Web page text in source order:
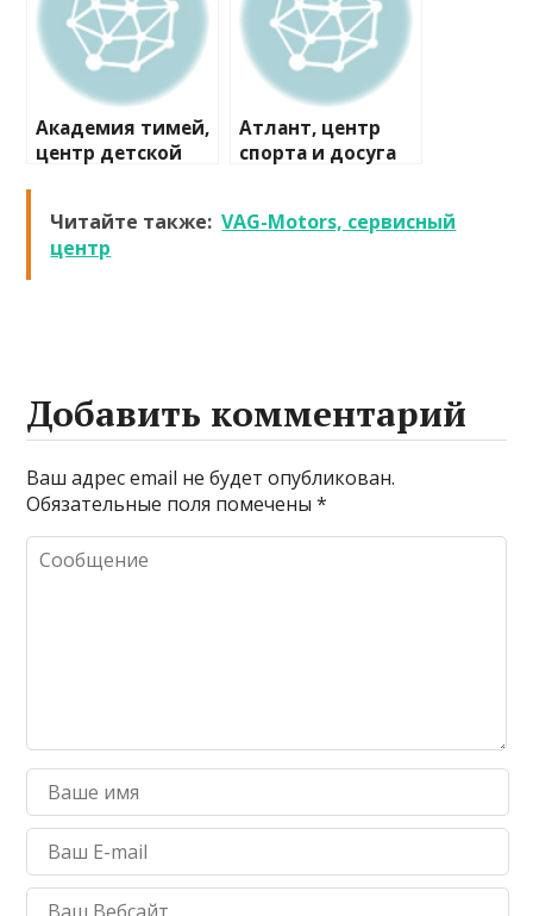
Академия тимей,
центр детской
Атлант, центр
спорта и досуга
Читайте также: VAG-Motors, сервисный
центр
Добавить комментарий
Ваш адрес email не будет опубликован.
Обязательные поля помечены*